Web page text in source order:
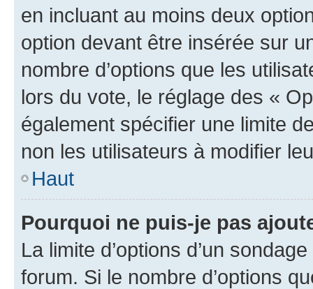
en incluant au moins deux
option devant être insérée sur
nombre d’options que les
lors du vote, le réglage des «
également spécifier une limite
non les utilisateurs à modifier
Haut
Pourquoi ne puis-je pas
La limite d’options d’un
forum. Si le nombre d’options